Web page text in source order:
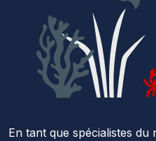
En tant que spécialistes